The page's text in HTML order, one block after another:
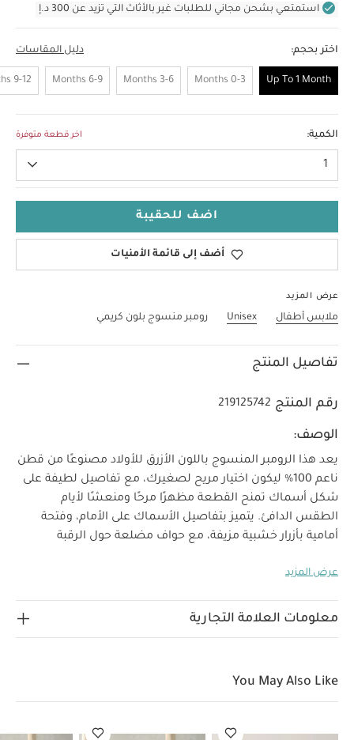
استمتعي بشحن مجاني للطلبات غير بالأثاث التي تزيد عن 300 د.إ
اختر بحجم: دليل المقاسات
Up To 1 Month
0-3 Months
3-6 Months
6-9 Months
9-12 Months
الكمية: اخر قطعة متوفرة
1
اضف للحقيبة
أضف إلى قائمة الأمنيات
عرض المزيد
ملابس أطفال Unisex رومبر منسوج بلون كريمي
تفاصيل المنتج
رقم المنتج 219125742
الوصف:
يعد هذا الرومبر المنسوج باللون الأزرق للأولاد مصنوعًا من قطن
ناعم 100% ليكون اختيار مريح لصغيرك، مع تفاصيل لطيفة على
شكل أسماك تمنح القطعة مظهرًا مرحًا ومنعشًا لأيام
الطقس الدافئ. يتميز بتفاصيل الأسماك على الأمام، وفتحة
أمامية بأزرار خشبية مزيفة، مع حواف مضلعة حول الرقبة
التبديل. لماذا نختاره:
الملابس
مصنوع من قطن 100% ناعم ومريح وقابل للتنفس
الألوان الداكنة بشكل منفصل
رومبر بتصميم قميص كتان
طقم قميص وشورت بتطريز سمك سردين
عرض المزيد
معلومات العلامة التجارية
You May Also Like